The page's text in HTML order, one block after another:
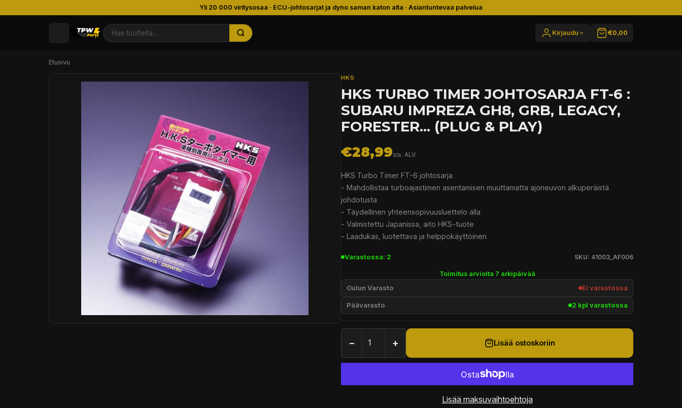
Yli 20 000 viritysosaa · ECU-johtosarjat ja dyno saman katon alta · Asiantuntevaa palvelua
Kirjaudu €0,00
Etusivu
HKS
HKS TURBO TIMER JOHTOSARJA FT-6 :
SUBARU IMPREZA GH8, GRB, LEGACY,
FORESTER... (PLUG & PLAY)
€28,99sis. ALV
HKS Turbo Timer FT-6 johtosarja
- Mahdollistaa turboajastimen asentamisen muuttamatta ajoneuvon alkuperäistä
johdotusta
- Täydellinen yhteensopivuusluettelo alla
- Valmistettu Japanissa, aito HKS-tuote
- Laadukas, luotettava ja helppokäyttöinen
Varastossa: 2 SKU: 41003_AF006
Toimitus arviolta 7 arkipäivää
Oulun Varasto Ei varastossa
Päävarasto 2 kpl varastossa
− + Lisää ostoskoriin
Lisää maksuvaihtoehtoja